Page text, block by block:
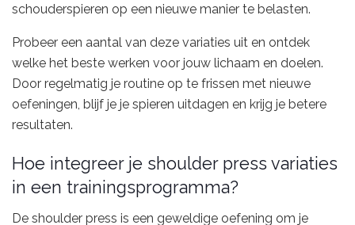
schouderspieren op een nieuwe manier te belasten.
Probeer een aantal van deze variaties uit en ontdek
welke het beste werken voor jouw lichaam en doelen.
Door regelmatig je routine op te frissen met nieuwe
oefeningen, blijf je je spieren uitdagen en krijg je betere
resultaten.
Hoe integreer je shoulder press variaties
in een trainingsprogramma?
De shoulder press is een geweldige oefening om je